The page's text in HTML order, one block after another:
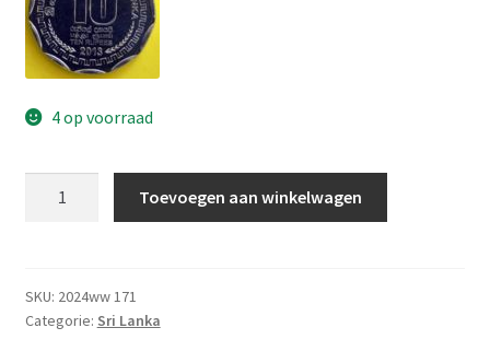
4 op voorraad
2013
UNC
Toevoegen aan winkelwagen
SKU: 2024ww 171
Categorie: Sri Lanka